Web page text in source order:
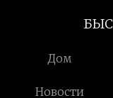
Дом
Новости